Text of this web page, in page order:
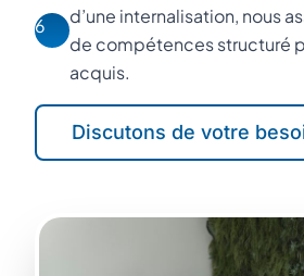
6
d’une internalisation, nous
de compétences structuré
acquis.
Discutons de votre